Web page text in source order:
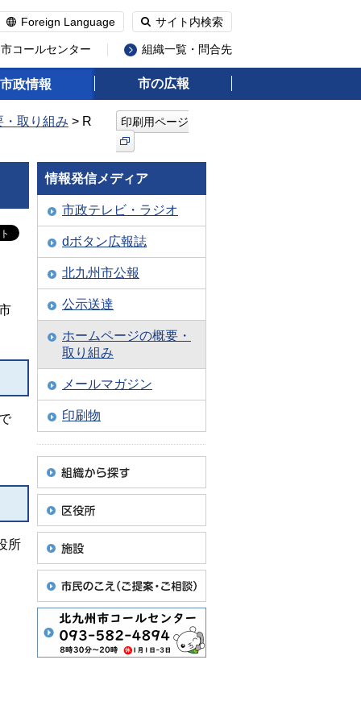
Foreign Language サイト内検索
コールセンター 組織一覧・問合先
市政情報 市の広報
取り組み > R 印刷用ページ
所
情報発信メディア
市政テレビ・ラジオ
dボタン広報誌
北九州市公報
公示送達
ホームページの概要・
取り組み
メールマガジン
印刷物